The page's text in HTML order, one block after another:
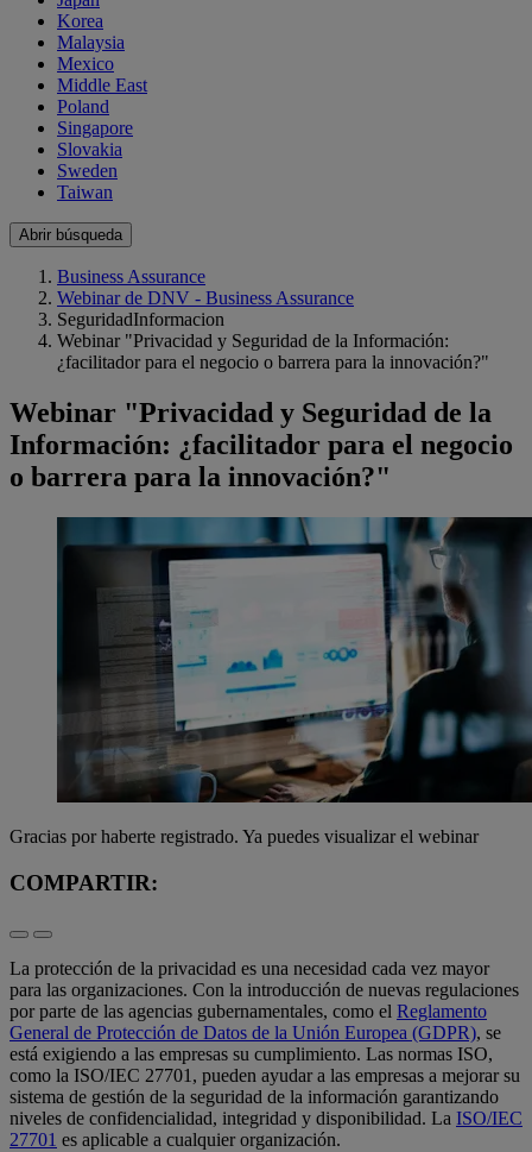
Korea
Malaysia
Mexico
Middle East
Poland
Singapore
Slovakia
Sweden
Taiwan
Abrir búsqueda
Business Assurance
Webinar de DNV - Business Assurance
SeguridadInformacion
Webinar "Privacidad y Seguridad de la Información:
¿facilitador para el negocio o barrera para la innovación?"
Webinar "Privacidad y Seguridad de la
Información: ¿facilitador para el negocio
o barrera para la innovación?"
Gracias por haberte registrado. Ya puedes visualizar el webinar
COMPARTIR:
La protección de la privacidad es una necesidad cada vez mayor
para las organizaciones. Con la introducción de nuevas regulaciones
por parte de las agencias gubernamentales, como el Reglamento
General de Protección de Datos de la Unión Europea (GDPR), se
está exigiendo a las empresas su cumplimiento. Las normas ISO,
como la ISO/IEC 27701, pueden ayudar a las empresas a mejorar su
sistema de gestión de la seguridad de la información garantizando
niveles de confidencialidad, integridad y disponibilidad. La ISO/IEC
27701 es aplicable a cualquier organización.